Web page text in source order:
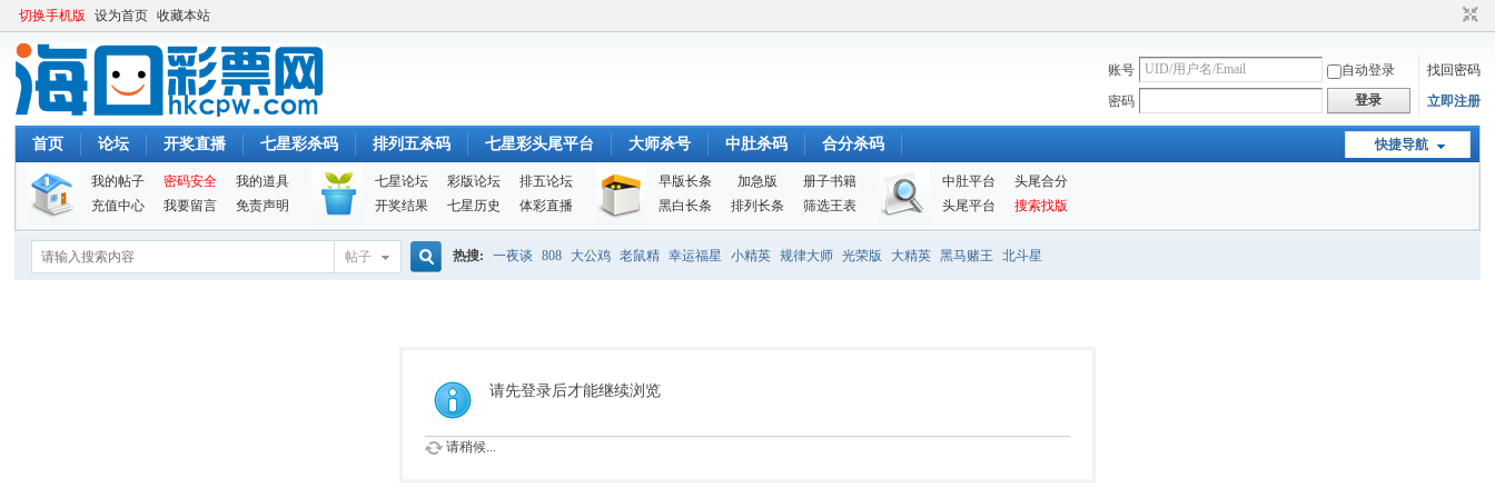
切换手机版 设为首页 收藏本站
账号 自动登录
找回密码
密码
登录 立即注册
快捷导航
首页 论坛 开奖直播 七星彩杀码 排列五杀码 七星彩头尾平台 大师杀号 中肚杀码 合分杀码
我的帖子 密码安全
我的道具
充值中心
我要留言 免责声明
七星论坛 彩版论坛
排五论坛
开奖结果
七星历史 体彩直播
早版长条 加急版
册子书籍
黑白长条
排列长条 筛选王表
中肚平台
头尾合分
头尾平台
搜索找版
帖子 热搜: 一夜谈 808 大公鸡 老鼠精 幸运福星 小精英 规律大师 光荣版 大精英 黑马赌王 北斗星
请先登录后才能继续浏览
请稍候...